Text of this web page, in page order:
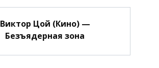
Виктор Цой (Кино) —
Безъядерная зона